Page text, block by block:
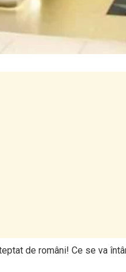
de români! Ce se va